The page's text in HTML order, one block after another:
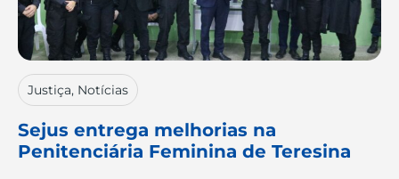
Justiça, Notícias
Sejus entrega melhorias na
Penitenciária Feminina de Teresina